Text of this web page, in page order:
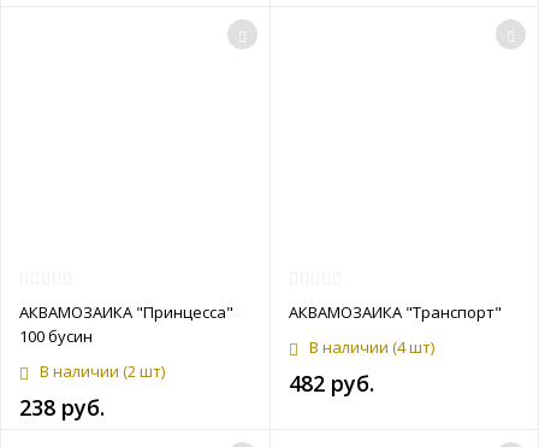
АКВАМОЗАИКА "Принцесса"
100 бусин
В наличии (2 шт)
238 руб.
АКВАМОЗАИКА "Транспорт"
В наличии (4 шт)
482 руб.